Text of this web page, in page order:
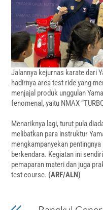
Jalannya kejurnas karate dari
hadirnya area test ride yang
menjajal produk unggulan
fenomenal, yaitu NMAX
Menariknya lagi, turut pula
melibatkan para instruktur
mengkampanyekan
berkendara. Kegiatan ini
pemaparan materi dan juga
test course. (ARF/ALN)